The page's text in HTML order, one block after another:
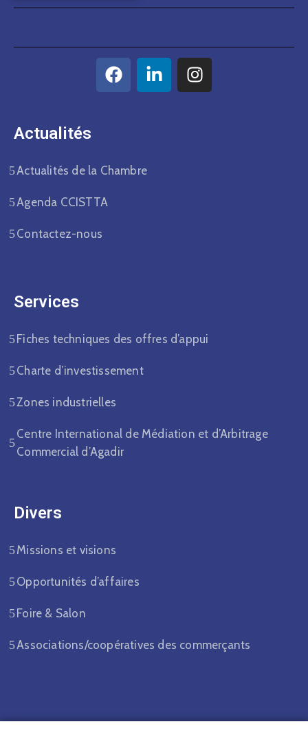
Actualités​
Actualités de la Chambre
Agenda CCISTTA
Contactez-nous
Services
Fiches techniques des offres d’appui
Charte d’investissement
Zones industrielles
Centre International de Médiation et d’Arbitrage
Commercial d’Agadir
Divers​
Missions et visions
Opportunités d’affaires
Foire & Salon
Associations/coopératives des commerçants